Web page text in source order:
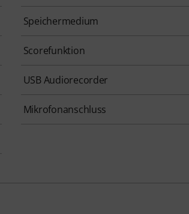
Speichermedium
Scorefunktion
USB Audiorecorder
Mikrofonanschluss